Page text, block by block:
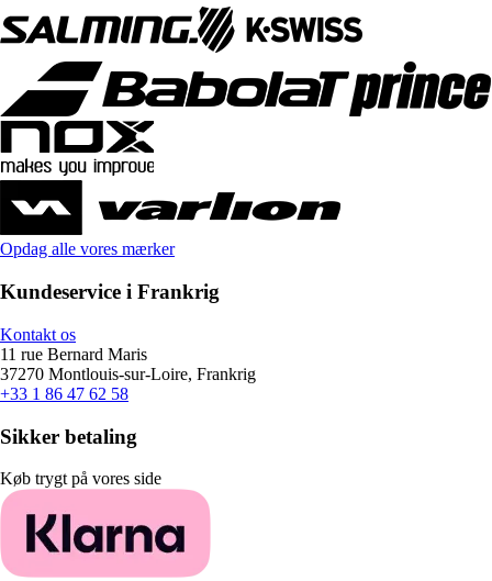
Opdag alle vores mærker
Kundeservice i Frankrig
Kontakt os
11 rue Bernard Maris
37270 Montlouis-sur-Loire, Frankrig
+33 1 86 47 62 58
Sikker betaling
Køb trygt på vores side